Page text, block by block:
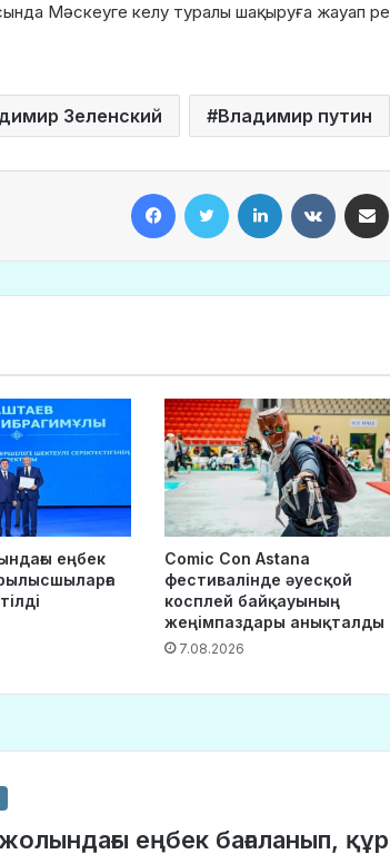
Мәскеуге келу туралы шақыруға жауап
Зеленский Владимир путин
еңбек
Comic Con Astana
фестивалінде әуесқой
косплей байқауының
жеңімпаздары анықталды
7.08.2026